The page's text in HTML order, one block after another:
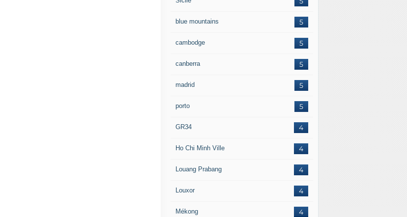
5
blue mountains
5
cambodge
5
canberra
5
madrid
5
porto
4
GR34
4
Ho Chi Minh Ville
4
Louang Prabang
4
Louxor
4
Mékong